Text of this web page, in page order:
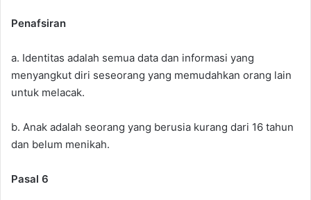
Penafsiran
a. Identitas adalah semua data dan informasi yang
menyangkut diri seseorang yang memudahkan orang lain
untuk melacak.
b. Anak adalah seorang yang berusia kurang dari 16 tahun
dan belum menikah.
Pasal 6